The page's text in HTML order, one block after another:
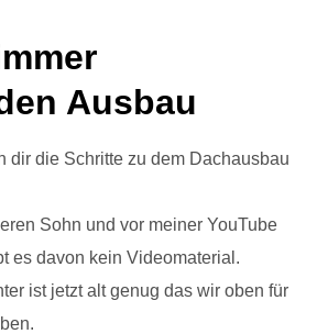
Ausbau
dir die Schritte zu dem Dachausbau
Sohn und vor meiner YouTube
es davon kein Videomaterial.
ist jetzt alt genug das wir oben für